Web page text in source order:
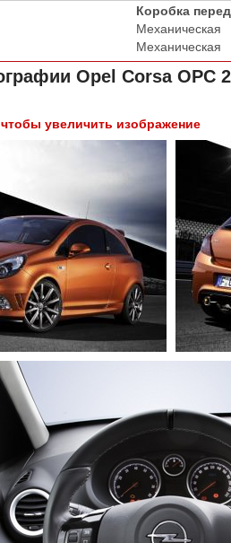
Коробка
Механическая
Механическая
Opel Corsa OPC
увеличить изображение